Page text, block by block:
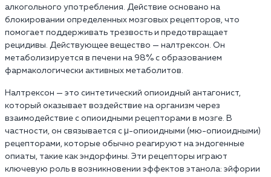
алкогольного употребления. Действие основано на
блокировании определенных мозговых рецепторов, что
помогает поддерживать трезвость и предотвращает
рецидивы. Действующее вещество — налтрексон. Он
метаболизируется в печени на 98% с образованием
фармакологически активных метаболитов.
Налтрексон — это синтетический опиоидный антагонист,
который оказывает воздействие на организм через
взаимодействие с опиоидными рецепторами в мозге. В
частности, он связывается с μ-опиоидными (мю-опиоидными)
рецепторами, которые обычно реагируют на эндогенные
опиаты, такие как эндорфины. Эти рецепторы играют
ключевую роль в возникновении эффектов этанола: эйфории